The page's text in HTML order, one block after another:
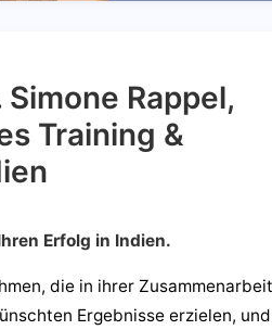
Simone Rappel,
Training &
Erfolg in Indien.
die in ihrer Zusammenarbeit
Ergebnisse erzielen, und